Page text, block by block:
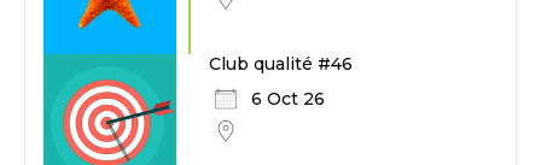
Club qualité #46
6 Oct 26